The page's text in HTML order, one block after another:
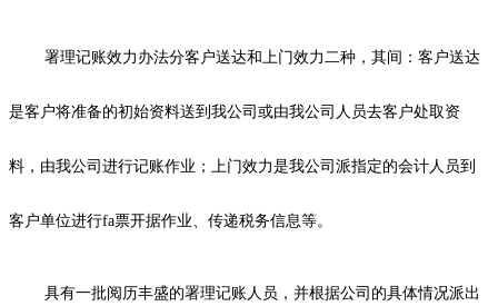
署理记账效力办法分客户送达和上门效力二种，其间：客户送达
是客户将准备的初始资料送到我公司或由我公司人员去客户处取资
料，由我公司进行记账作业；上门效力是我公司派指定的会计人员到
客户单位进行fa票开据作业、传递税务信息等。
具有一批阅历丰盛的署理记账人员，并根据公司的具体情况派出